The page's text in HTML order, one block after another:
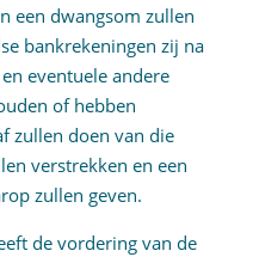
een dwangsom zullen
bankrekeningen zij na
eventuele andere
of hebben
zullen doen van die
verstrekken en een
zullen geven.
de vordering van de